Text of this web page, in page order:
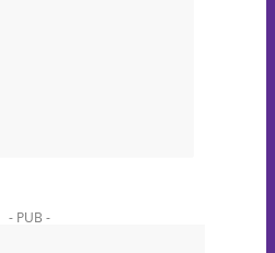
- PUB -